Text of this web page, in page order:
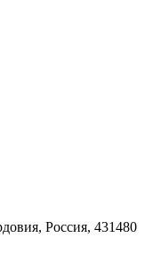
Россия, 431480